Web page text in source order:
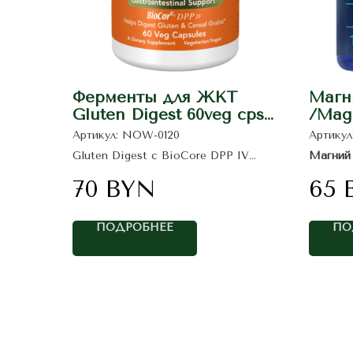
Ферменты для ЖКТ
Gluten Digest 60veg cps/
NOW
Артикул: NOW-0120
Gluten Digest с BioCore DPP IV
ферментную смесь, разработанную
для обеспечения полного усвоения
70 BYN
ПОДРОБНЕЕ
/
Артикул:
Магний
65